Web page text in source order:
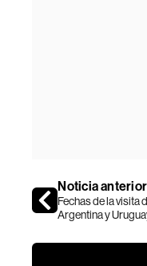
Noticia anterior
Fechas de la visita
Argentina y